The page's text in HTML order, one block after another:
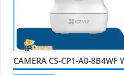
CAMERA CS-CP1-A0-8B4WF